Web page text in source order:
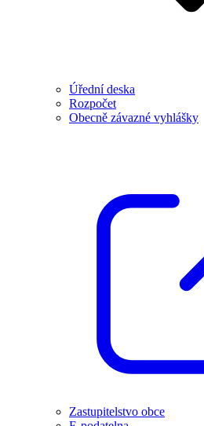
Úřední deska
Rozpočet
Obecně závazné vyhlášky
Zastupitelstvo obce